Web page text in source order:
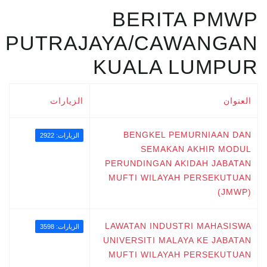
BERITA PMWP
PUTRAJAYA/CAWANGAN
KUALA LUMPUR
العنوان الزيارات
BENGKEL PEMURNIAAN DAN
SEMAKAN AKHIR MODUL
PERUNDINGAN AKIDAH JABATAN
MUFTI WILAYAH PERSEKUTUAN
(JMWP)
الزيارات: 2922
LAWATAN INDUSTRI MAHASISWA
UNIVERSITI MALAYA KE JABATAN
MUFTI WILAYAH PERSEKUTUAN
الزيارات: 3598